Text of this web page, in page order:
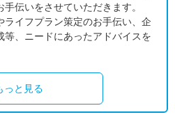
伝いをさせていただきます。
イフプラン策定のお手伝い、企
、ニードにあったアドバイスを
っと見る